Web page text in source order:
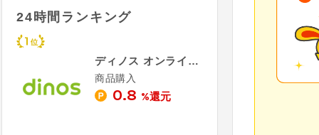
24時間ランキング
ディノス オンラインショップ
商品購入
0.8 %還元